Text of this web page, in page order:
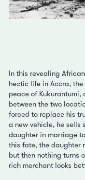
In this revealing
hectic life in Accra,
peace of Kukurantumi,
between the two
forced to replace his
a new vehicle, he sells
daughter in marriage
this fate, the daughter
but then nothing turns
rich merchant looks